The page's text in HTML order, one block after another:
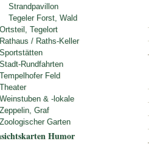
Strandpavillon
Tegeler Forst, Wald
Ortsteil, Tegelort
Rathaus / Raths-Keller
Sportstätten
Stadt-Rundfahrten
Tempelhofer Feld
Theater
Weinstuben & -lokale
Zeppelin, Graf
Zoologischer Garten
Humor